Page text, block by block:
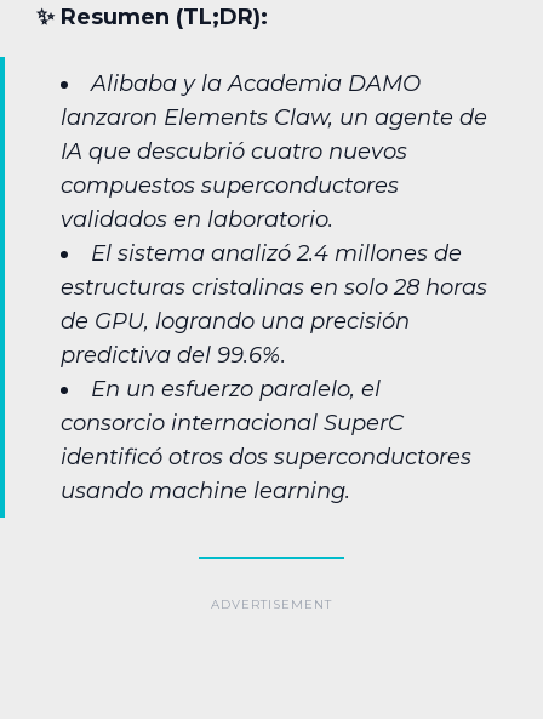
✨︎ Resumen (TL;DR):
Alibaba y la Academia DAMO
lanzaron Elements Claw, un agente de
IA que descubrió cuatro nuevos
compuestos superconductores
validados en laboratorio.
El sistema analizó 2.4 millones de
estructuras cristalinas en solo 28 horas
de GPU, logrando una precisión
predictiva del 99.6%.
En un esfuerzo paralelo, el
consorcio internacional SuperC
identificó otros dos superconductores
usando machine learning.